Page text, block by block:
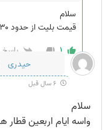
سلام
قیمت بلیت از حدود ۱۳۰ هزارتومان شروع می شود. برای هر نفر
۱
پاسخ
حیدری
سلام
واسه ایام اربعین